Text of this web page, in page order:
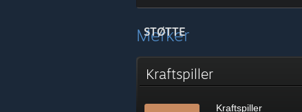
STØTTE
Merker
Kraftspiller
Kraftspiller